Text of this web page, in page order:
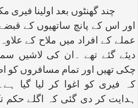
چند گھنٹوں بعد اولینا فیری
اور اس کے پانچ ساتھیوں کے
عملے کے افراد میں ملاح کے
دیئے گئے تھے ۔ان کی لاشیں
چکی تھیں اور تمام مسافروں کو
کہ فیری کو اغوا کر لیا گیا
ہدایت کر دی گئی کہ اگلے حکم